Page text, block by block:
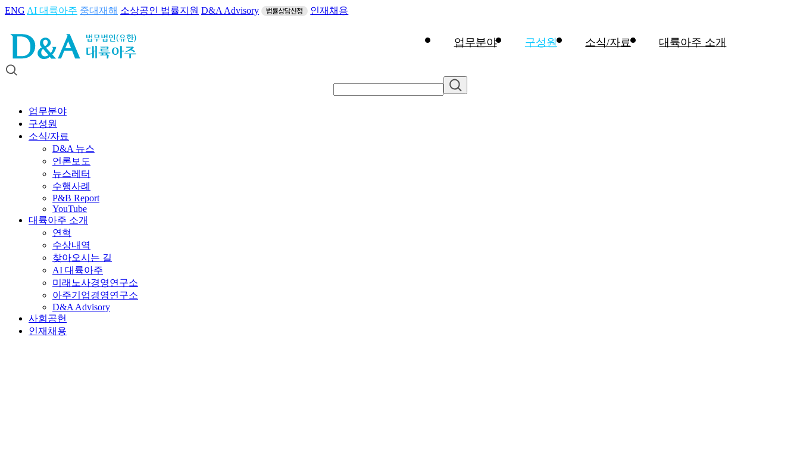
ENG AI 대륙아주 중대재해 소상공인 법률지원 D&A Advisory 인재채용
업무분야 구성원 소식/자료 대륙아주 소개
업무분야
구성원
소식/자료
D&A 뉴스
언론보도
뉴스레터
수행사례
P&B Report
YouTube
대륙아주 소개
연혁
수상내역
찾아오시는 길
AI 대륙아주
미래노사경영연구소
아주기업경영연구소
D&A Advisory
사회공헌
인재채용